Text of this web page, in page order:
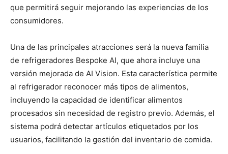
que permitirá seguir mejorando las experiencias de los
consumidores.
Una de las principales atracciones será la nueva familia
de refrigeradores Bespoke AI, que ahora incluye una
versión mejorada de AI Vision. Esta característica permite
al refrigerador reconocer más tipos de alimentos,
incluyendo la capacidad de identificar alimentos
procesados sin necesidad de registro previo. Además, el
sistema podrá detectar artículos etiquetados por los
usuarios, facilitando la gestión del inventario de comida.